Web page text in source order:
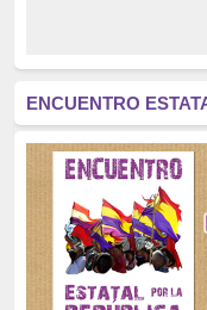
América Latina
Exhumación
Golpe de Estado
Brigadas
pensamiento
ENCUENTRO